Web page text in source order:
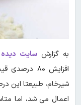
به گزارش سایت دیده
شیرخام، طبیعتا این
اعمال می شد، اما